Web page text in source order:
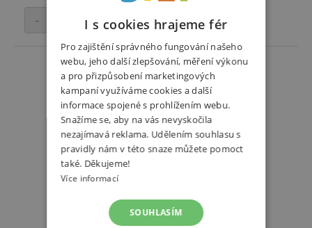
+
- Přidat do košíku
I s cookies hrajeme fér
Pro zajištění správného fungování našeho
webu, jeho další zlepšování, měření výkonu
a pro přizpůsobení marketingových
kampaní využíváme cookies a další
informace spojené s prohlížením webu.
Snažíme se, aby na vás nevyskočila
nezajímavá reklama. Udělením souhlasu s
pravidly nám v této snaze můžete pomoct
také. Děkujeme!
Více informací
SOUHLASÍM